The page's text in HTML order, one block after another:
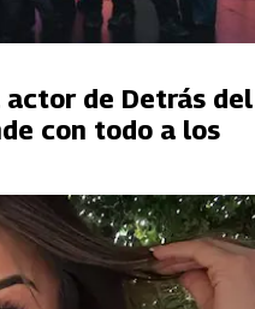
actor de Detrás del
con todo a los